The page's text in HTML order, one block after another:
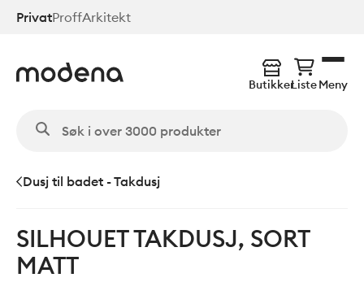
Hopp
PrivatProffArkitekt
ButikkerListeMeny
Dusj til badet - Takdusj
SILHOUET TAKDUSJ, SORT
MATT